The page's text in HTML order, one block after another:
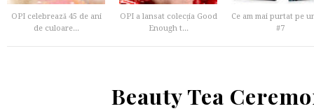
OPI celebrează 45 de ani
de culoare...
OPI a lansat colecția Good
Enough t...
Ce am mai purtat pe
#7
Beauty Tea